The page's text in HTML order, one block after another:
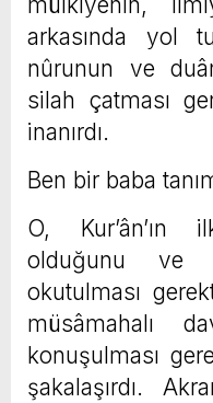
arkasında yol
nûrunun ve
silah çatması
inanırdı.
Ben bir baba
O,
olduğunu ve
okutulması
müsâmahalı
konuşulması
şakalaşırdı.